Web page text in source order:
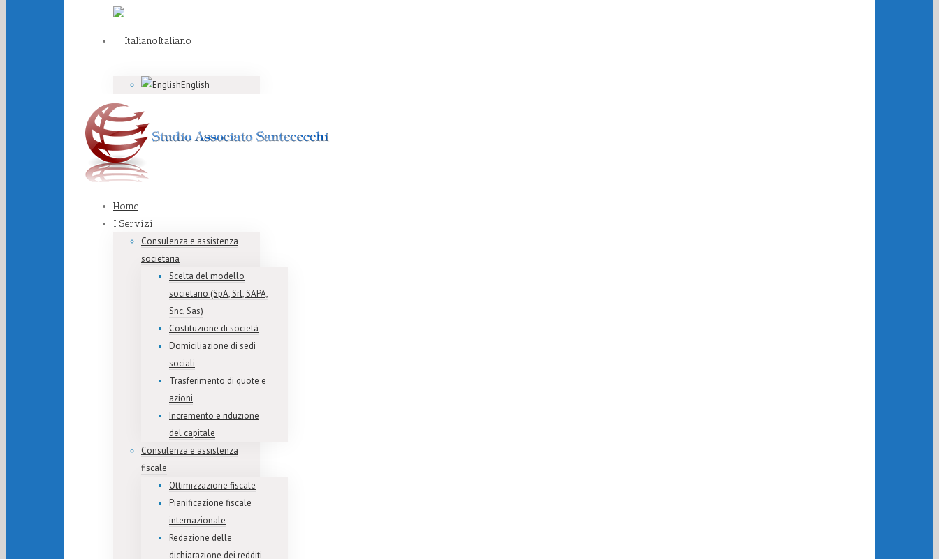
Italiano
English
Home
I Servizi
Consulenza e assistenza
societaria
Scelta del modello
societario (SpA, Srl, SAPA,
Snc, Sas)
Costituzione di società
Domiciliazione di sedi
sociali
Trasferimento di quote e
azioni
Incremento e riduzione
del capitale
Consulenza e assistenza
fiscale
Ottimizzazione fiscale
Pianificazione fiscale
internazionale
Redazione delle
dichiarazione dei redditi